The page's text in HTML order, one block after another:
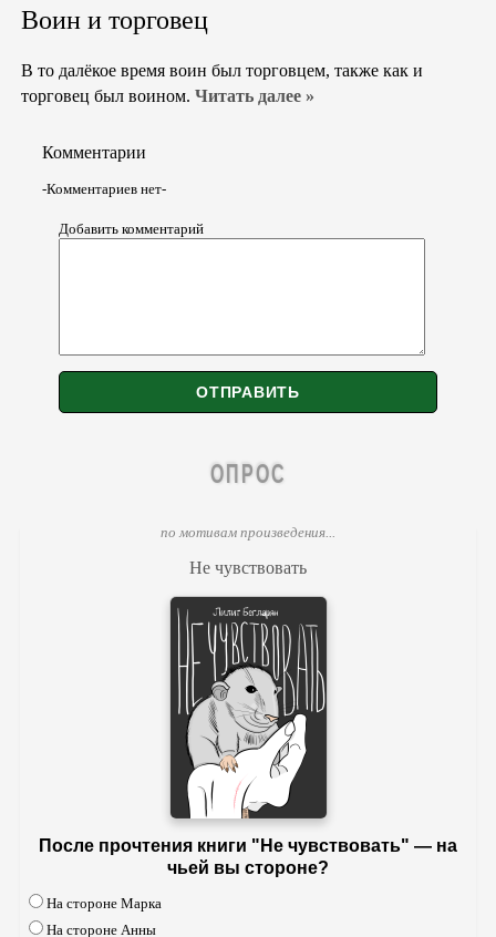
Воин и торговец
В то далёкое время воин был торговцем, также как и
торговец был воином. Читать далее »
Комментарии
-Комментариев нет-
Добавить комментарий
ОПРОС
по мотивам произведения...
Не чувствовать
После прочтения книги "Не чувствовать" — на
чьей вы стороне?
На стороне Марка
На стороне Анны